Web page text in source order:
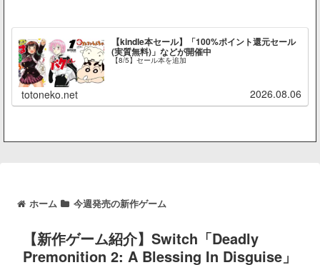
【kindle本セール】「100%ポイント還元セール
(実質無料)」などが開催中
【8/5】セール本を追加
totoneko.net 2026.08.06
ホーム 今週発売の新作ゲーム
【新作ゲーム紹介】Switch「Deadly
Premonition 2: A Blessing In Disguise」